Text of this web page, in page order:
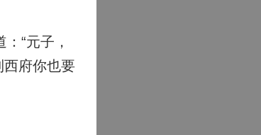
“元子，
西府你也要